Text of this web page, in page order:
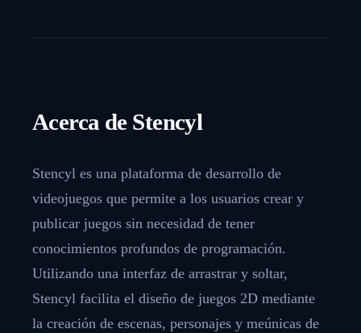
Acerca de Stencyl
Stencyl es una plataforma de desarrollo de
videojuegos que permite a los usuarios crear y
publicar juegos sin necesidad de tener
conocimientos profundos de programación.
Utilizando una interfaz de arrastrar y soltar,
Stencyl facilita el diseño de juegos 2D mediante
la creación de escenas, personajes y meúnicas de